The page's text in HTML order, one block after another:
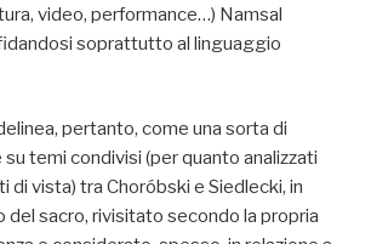
video, performance…) Namsal
soprattutto al linguaggio
pertanto, come una sorta di
temi condivisi (per quanto analizzati
di vista) tra Choróbski e Siedlecki, in
del sacro, rivisitato secondo la propria